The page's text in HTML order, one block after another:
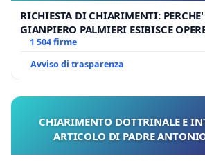
RICHIESTA DI CHIARIMENTI:
GIANPIERO PALMIERI ESIBISCE
1 504 firme
Avviso di trasparenza
CHIARIMENTO DOTTRINALE E
ARTICOLO DI PADRE